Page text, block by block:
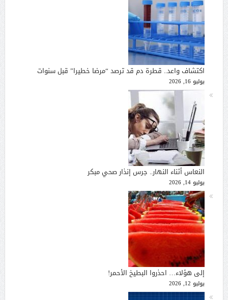
اكتشاف واعد.. قطرة دم قد ترصد “مرضا خطيرا” قبل سنوات
يوليو 16, 2026
النعاس أثناء النهار.. جرس إنذار صحي مبكر
يوليو 14, 2026
إلى هؤلاء… احذروا البطيخ الأحمر!
يوليو 12, 2026